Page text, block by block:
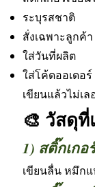
ระบุรสชาติ
สั่งเฉพาะลูกค้
ใส่วันที่ผลิต
ใส่โค้ดออเดอร์
เขียนแล้วไม่เ
🎨 วัสดุ
1) สติ๊กเกอ
เขียนลื่น หมึกแ